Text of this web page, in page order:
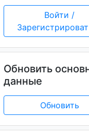
Войти /
Обновить
данные
Обновить